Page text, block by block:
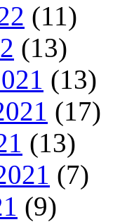
(11)
(13)
(13)
(17)
(13)
(7)
(9)